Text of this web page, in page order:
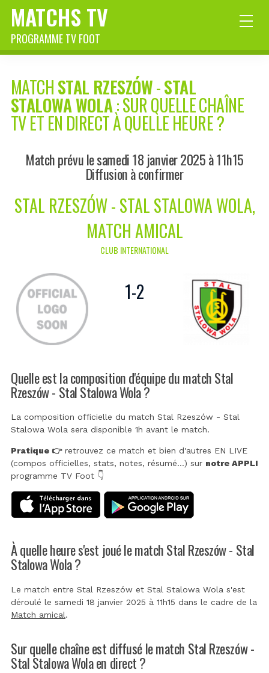
MATCHS TV
PROGRAMME TV FOOT
MATCHSTAL RZESZÓW-STAL
STALOWA WOLA: SUR QUELLE CHAÎNE
TV ET EN DIRECT À QUELLE HEURE ?
Match prévu le samedi 18 janvier 2025 à 11h15
Diffusion à confirmer
STAL RZESZÓW - STAL STALOWA WOLA,
MATCH AMICAL
CLUB INTERNATIONAL
1-2
Quelle est la composition d'équipe du match Stal
Rzeszów - Stal Stalowa Wola ?
La composition officielle du match Stal Rzeszów - Stal
Stalowa Wola sera disponible 1h avant le match.
Pratique 👉retrouvez ce match et bien d'autres EN LIVE
(compos officielles, stats, notes, résumé...) sur notre APPLI
programme TV Foot 👇
À quelle heure s'est joué le match Stal Rzeszów - Stal
Stalowa Wola ?
Le match entre Stal Rzeszów et Stal Stalowa Wola s'est
déroulé le samedi 18 janvier 2025 à 11h15 dans le cadre de la
Match amical.
Sur quelle chaîne est diffusé le match Stal Rzeszów -
Stal Stalowa Wola en direct ?